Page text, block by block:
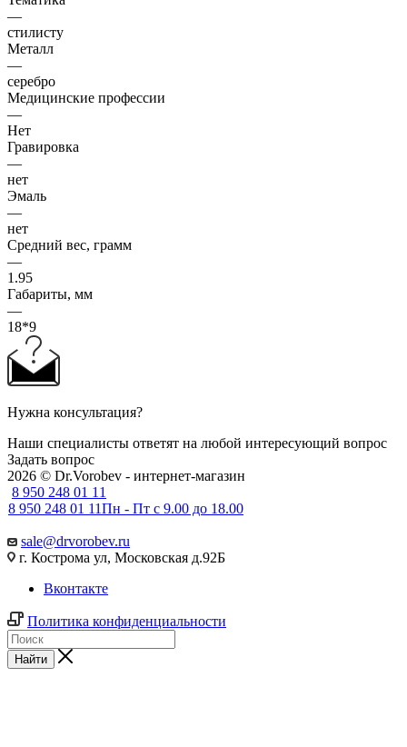
—
стилисту
Металл
—
серебро
Медицинские профессии
—
Нет
Гравировка
—
нет
Эмаль
—
нет
Средний вес, грамм
—
1.95
Габариты, мм
—
18*9
Нужна консультация?
Наши специалисты ответят на любой интересующий вопрос
Задать вопрос
2026 © Dr.Vorobev - интернет-магазин
8 950 248 01 11
8 950 248 01 11Пн - Пт с 9.00 до 18.00
sale@drvorobev.ru
г. Кострома ул, Московская д.92Б
Вконтакте
Политика конфиденциальности
Найти